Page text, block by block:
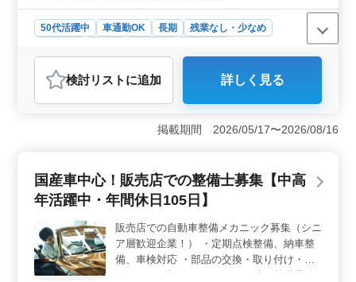
50代活躍中 車通勤OK 長期
残業なし・少なめ
自動車整備士
おすすめポイント
【ベテラン経験者優遇】 須坂市にある整備工場では、
自動車整備士を積極的に募集しています。経験豊富な
方々のご応募を歓迎し、高い技術力と知識を活かして活
ております。 【多彩な業務内容】 整備工場では、
点検整備や車検整備など幅広い業務に携わっていただき
し、自身のスキルを最大限に活かして業務に取り組んで
いただけます。 【働きやすい環境】 当工場では、
残業が少なく、プライベートな時間をしっかり確保でき
る環境を提供しています。さらに、村山駅から徒歩圏内
検討リスト に追加 詳しく見る
掲載期間 2026/05/17〜2026/08/16
国産車中心！販売店での整備士募集【中高
年活躍中・年間休日105日】
販売店での自動車整備メカニック募集（シニ
ア層歓迎企業！） ・定期点検整備、納車整
備、車検対応 ・部品の交換・取り付け・補